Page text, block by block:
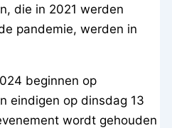
die in 2021 werden
pandemie, werden in
beginnen op
eindigen op dinsdag 13
wordt gehouden